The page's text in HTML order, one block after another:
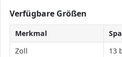
Verfügbare Größen
Merkmal
Zoll
13